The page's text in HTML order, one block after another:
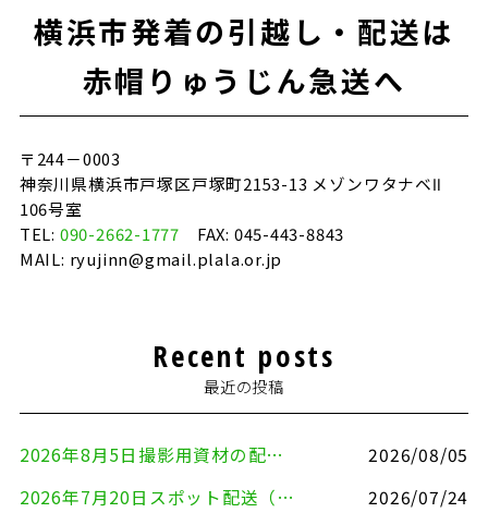
o
k
横浜市発着の引越し・配送は
赤帽りゅうじん急送へ
〒244－0003
神奈川県横浜市戸塚区戸塚町2153-13 メゾンワタナベⅡ
106号室
TEL: 090-2662-1777 FAX: 045-443-8843
MAIL: ryujinn@gmail.plala.or.jp
Recent posts
最近の投稿
2026年8月5日撮影用資材の配送（鎌倉市⇒港区）
2026/08/05
2026年7月20日スポット配送（横浜市金沢区⇒愛知県豊川市）
2026/07/24